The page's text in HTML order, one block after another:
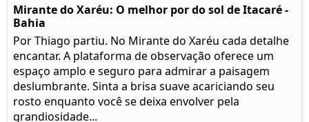
Mirante do Xaréu: O melhor por do sol de Itacaré -
Bahia
Por Thiago partiu. No Mirante do Xaréu cada detalhe
encantar. A plataforma de observação oferece um
espaço amplo e seguro para admirar a paisagem
deslumbrante. Sinta a brisa suave acariciando seu
rosto enquanto você se deixa envolver pela
grandiosidade...